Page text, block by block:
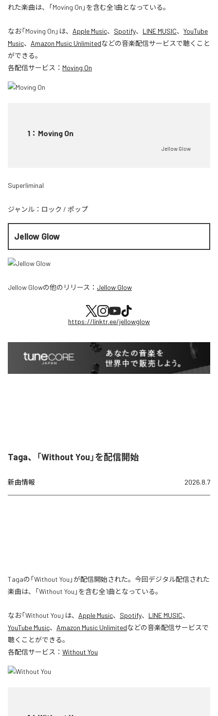
れた楽曲は、「Moving On」を含む全1曲となっている。
なお「Moving On 」は、 Apple Music、 Spotify、 LINE MUSIC、 YouTube
Music、 Amazon Music Unlimitedなどの音楽配信サービスで聴くこと
ができる。
各配信サービス： Moving On
1 ： Moving On
Jellow Glow
Superliminal
ジャンル： ロック / ポップ
Jellow Glow
Jellow Glowの他のリリース： Jellow Glow
https://linktr.ee/jellowglow
Taga、「Without You」を配信開始
新曲情報 2026.8.7
Tagaの「Without You」が配信開始された。今回デジタル配信された
楽曲は、「Without You」を含む全1曲となっている。
なお「Without You 」は、 Apple Music、 Spotify、 LINE MUSIC、
YouTube Music、 Amazon Music Unlimitedなどの音楽配信サービスで
聴くことができる。
各配信サービス： Without You